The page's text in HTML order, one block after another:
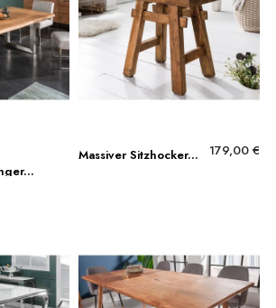
Massiver Sitzhocker... 179,00 €